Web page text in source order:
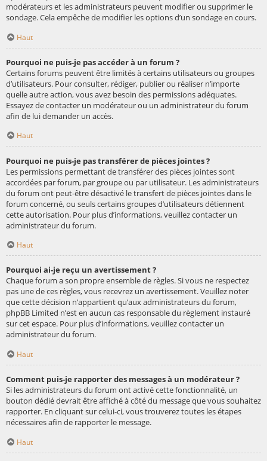
modérateurs et les administrateurs peuvent modifier ou supprimer le
sondage. Cela empêche de modifier les options d’un sondage en cours.
Haut
Pourquoi ne puis-je pas accéder à un forum ?
Certains forums peuvent être limités à certains utilisateurs ou groupes
d’utilisateurs. Pour consulter, rédiger, publier ou réaliser n’importe
quelle autre action, vous avez besoin des permissions adéquates.
Essayez de contacter un modérateur ou un administrateur du forum
afin de lui demander un accès.
Haut
Pourquoi ne puis-je pas transférer de pièces jointes ?
Les permissions permettant de transférer des pièces jointes sont
accordées par forum, par groupe ou par utilisateur. Les administrateurs
du forum ont peut-être désactivé le transfert de pièces jointes dans le
forum concerné, ou seuls certains groupes d’utilisateurs détiennent
cette autorisation. Pour plus d’informations, veuillez contacter un
administrateur du forum.
Haut
Pourquoi ai-je reçu un avertissement ?
Chaque forum a son propre ensemble de règles. Si vous ne respectez
pas une de ces règles, vous recevrez un avertissement. Veuillez noter
que cette décision n’appartient qu’aux administrateurs du forum,
phpBB Limited n’est en aucun cas responsable du règlement instauré
sur cet espace. Pour plus d’informations, veuillez contacter un
administrateur du forum.
Haut
Comment puis-je rapporter des messages à un modérateur ?
Si les administrateurs du forum ont activé cette fonctionnalité, un
bouton dédié devrait être affiché à côté du message que vous souhaitez
rapporter. En cliquant sur celui-ci, vous trouverez toutes les étapes
nécessaires afin de rapporter le message.
Haut